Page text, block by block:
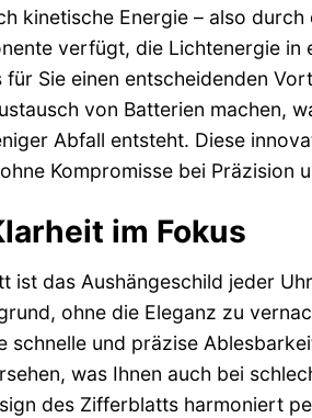
kinetische Energie – also
verfügt, die Lichtenergie
Sie einen entscheidenden
von Batterien machen,
Abfall entsteht. Diese
Kompromisse bei Präzision
im Fokus
ist das Aushängeschild jeder
ohne die Eleganz zu
schnelle und präzise
was Ihnen auch bei
des Zifferblatts harmoniert